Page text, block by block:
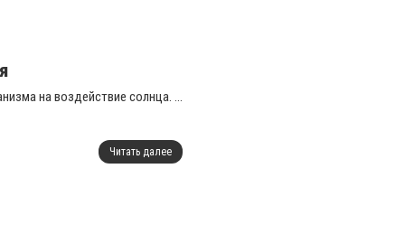
на воздействие солнца. ...
Читать далее